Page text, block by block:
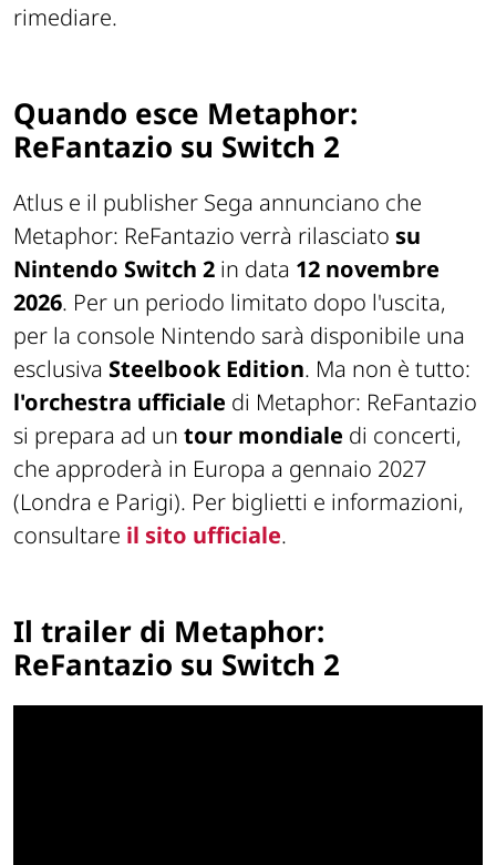
rimediare.
Quando esce Metaphor:
ReFantazio su Switch 2
Atlus e il publisher Sega annunciano che
Metaphor: ReFantazio verrà rilasciato su
Nintendo Switch 2 in data 12 novembre
2026. Per un periodo limitato dopo l'uscita,
per la console Nintendo sarà disponibile una
esclusiva Steelbook Edition. Ma non è tutto:
l'orchestra ufficiale di Metaphor: ReFantazio
si prepara ad un tour mondiale di concerti,
che approderà in Europa a gennaio 2027
(Londra e Parigi). Per biglietti e informazioni,
consultare il sito ufficiale.
Il trailer di Metaphor:
ReFantazio su Switch 2